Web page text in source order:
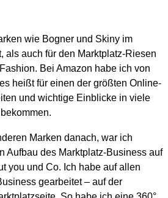
wie Bogner und Skiny im
als auch für den Marktplatz-Riesen
Bei Amazon habe ich von
heißt für einen der größten Online-
und wichtige Einblicke in viele
Marken danach, war ich
Aufbau des Marktplatz-Business auf
you und Co. Ich habe auf allen
gearbeitet – auf der